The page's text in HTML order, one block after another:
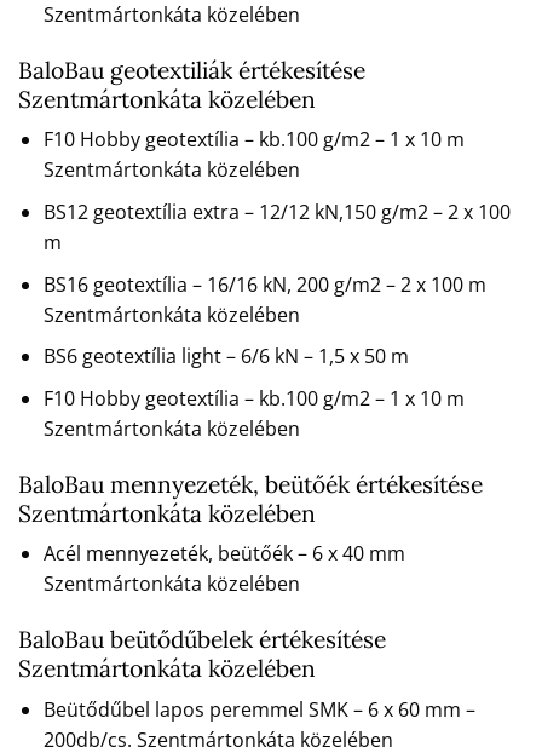
Szentmártonkáta közelében
BaloBau geotextiliák értékesítése
Szentmártonkáta közelében
F10 Hobby geotextília – kb.100 g/m2 – 1 x 10 m
Szentmártonkáta közelében
BS12 geotextília extra – 12/12 kN,150 g/m2 – 2 x 100
m
BS16 geotextília – 16/16 kN, 200 g/m2 – 2 x 100 m
Szentmártonkáta közelében
BS6 geotextília light – 6/6 kN – 1,5 x 50 m
F10 Hobby geotextília – kb.100 g/m2 – 1 x 10 m
Szentmártonkáta közelében
BaloBau mennyezeték, beütőék értékesítése
Szentmártonkáta közelében
Acél mennyezeték, beütőék – 6 x 40 mm
Szentmártonkáta közelében
BaloBau beütődűbelek értékesítése
Szentmártonkáta közelében
Beütődűbel lapos peremmel SMK – 6 x 60 mm –
200db/cs. Szentmártonkáta közelében